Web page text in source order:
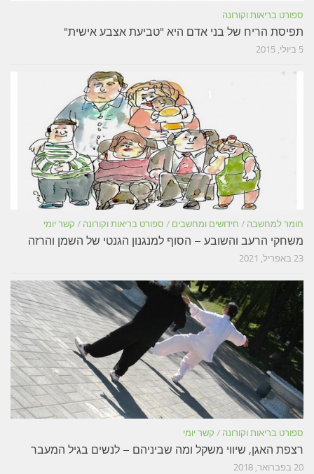
ספורט בריאות וקורונה
תפיסת הריח של בני אדם היא "טביעת אצבע אישית"
5 ביולי, 2015
חומר למחשבה / חידושים ומחשבים / ספורט בריאות וקורונה / קשר יומי
משחקי הרעב והשובע – הסוף למנגנון הגנטי של השמן והרזה
23 באפריל, 2021
ספורט בריאות וקורונה / קשר יומי
רצפת האגן, שיווי משקל ומה שביניהם – לנשים בגיל המעבר
20 בפברואר, 2018